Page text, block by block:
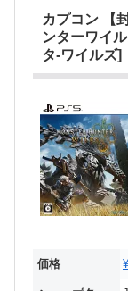
カプコン 【
ンターワイ
タ-ワイルズ]
価格